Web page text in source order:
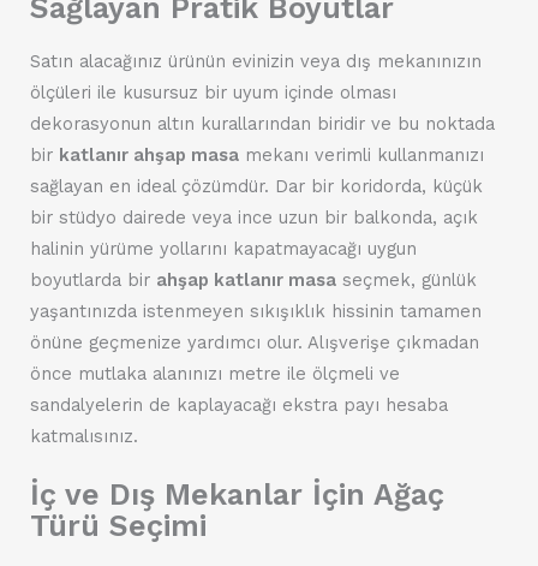
Sağlayan Pratik Boyutlar
Satın alacağınız ürünün evinizin veya dış mekanınızın
ölçüleri ile kusursuz bir uyum içinde olması
dekorasyonun altın kurallarından biridir ve bu noktada
bir katlanır ahşap masa mekanı verimli kullanmanızı
sağlayan en ideal çözümdür. Dar bir koridorda, küçük
bir stüdyo dairede veya ince uzun bir balkonda, açık
halinin yürüme yollarını kapatmayacağı uygun
boyutlarda bir ahşap katlanır masa seçmek, günlük
yaşantınızda istenmeyen sıkışıklık hissinin tamamen
önüne geçmenize yardımcı olur. Alışverişe çıkmadan
önce mutlaka alanınızı metre ile ölçmeli ve
sandalyelerin de kaplayacağı ekstra payı hesaba
katmalısınız.
İç ve Dış Mekanlar İçin Ağaç
Türü Seçimi